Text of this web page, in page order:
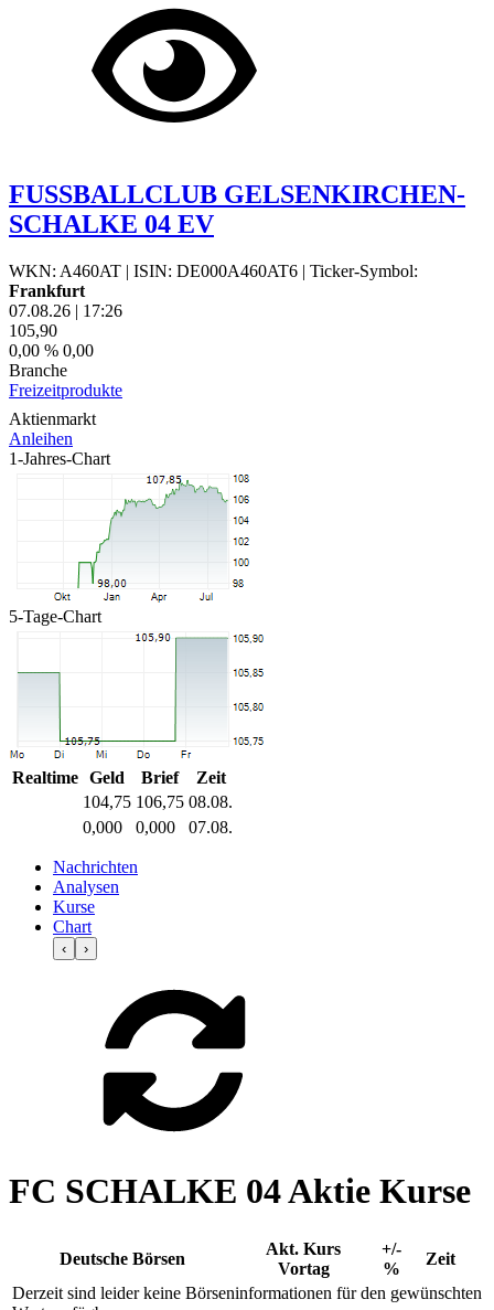
FUSSBALLCLUB GELSENKIRCHEN-
SCHALKE 04 EV
WKN: A460AT | ISIN: DE000A460AT6 | Ticker-Symbol:
Frankfurt
07.08.26 | 17:26
105,90
0,00 % 0,00
Branche
Freizeitprodukte
Aktienmarkt
Anleihen
1-Jahres-Chart
5-Tage-Chart
Realtime Geld Brief
Zeit
104,75 106,75 08.08.
0,000
0,000 07.08.
Nachrichten
Analysen
Kurse
Chart
‹ ›
FC SCHALKE 04 Aktie Kurse
Deutsche Börsen
Akt. Kurs
Vortag
+/-
%
Zeit
Derzeit sind leider keine Börseninformationen für den gewünschten